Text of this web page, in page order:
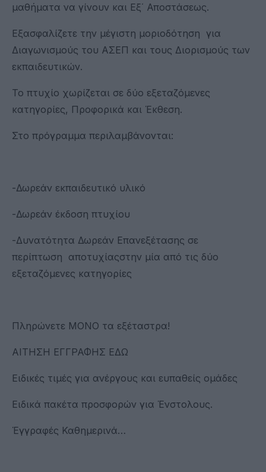
μαθήματα να γίνουν και Εξ΄ Αποστάσεως.
Εξασφαλίζετε την μέγιστη μοριοδότηση για
Διαγωνισμούς του ΑΣΕΠ και τους Διορισμούς των
εκπαιδευτικών.
Το πτυχίο χωρίζεται σε δύο εξεταζόμενες
κατηγορίες, Προφορικά και Έκθεση.
Στο πρόγραμμα περιλαμβάνονται:
-Δωρεάν εκπαιδευτικό υλικό
-Δωρεάν έκδοση πτυχίου
-Δυνατότητα Δωρεάν Επανεξέτασης σε
περίπτωση αποτυχίαςστην μία από τις δύο
εξεταζόμενες κατηγορίες
Πληρώνετε ΜΟΝΟ τα εξέταστρα!
ΑΙΤΗΣΗ ΕΓΓΡΑΦΗΣ ΕΔΩ
Ειδικές τιμές για ανέργους και ευπαθείς ομάδες
Ειδικά πακέτα προσφορών για Ένστολους.
Έγγραφές Καθημερινά…